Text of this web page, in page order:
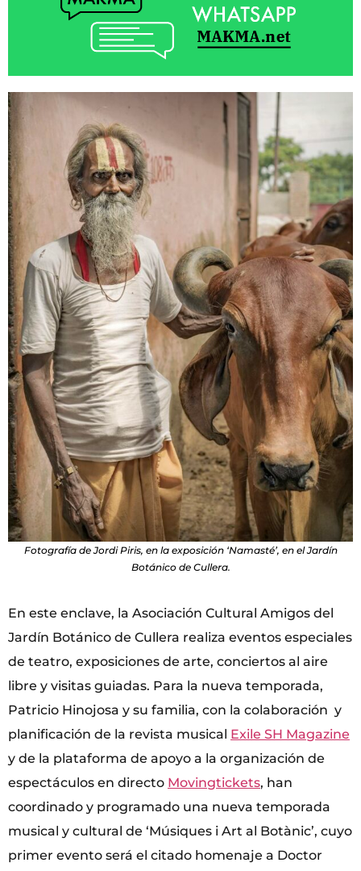
Fotografía de Jordi Piris, en la exposición ‘Namasté’, en el Jardín
Botánico de Cullera.
En este enclave, la Asociación Cultural Amigos del
Jardín Botánico de Cullera realiza eventos especiales
de teatro, exposiciones de arte, conciertos al aire
libre y visitas guiadas. Para la nueva temporada,
Patricio Hinojosa y su familia, con la colaboración y
planificación de la revista musical Exile SH Magazine
y de la plataforma de apoyo a la organización de
espectáculos en directo Movingtickets, han
coordinado y programado una nueva temporada
musical y cultural de ‘Músiques i Art al Botànic’, cuyo
primer evento será el citado homenaje a Doctor